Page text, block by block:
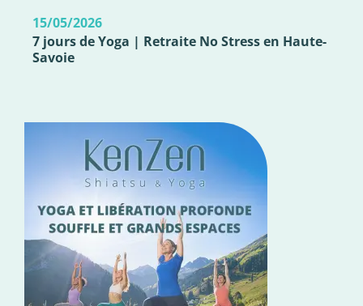
15/05/2026
7 jours de Yoga | Retraite No Stress en Haute-
Savoie